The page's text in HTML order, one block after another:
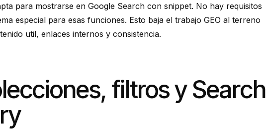
para mostrarse en Google Search con snippet. No hay requisitos
especial para esas funciones. Esto baja el trabajo GEO al terreno
util, enlaces internos y consistencia.
filtros y Search